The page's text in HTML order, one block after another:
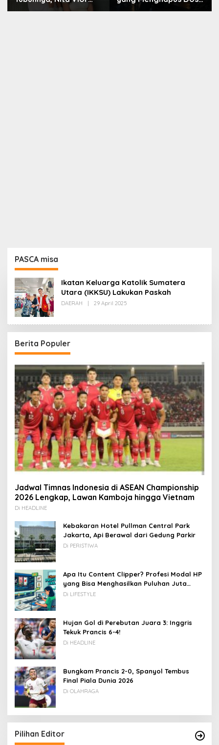
Akui Nikmati Peranya
PASCA misa
Ikatan Keluarga Katolik Sumatera
Utara (IKKSU) Lakukan Paskah
DAERAH 29 April 2025
Berita Populer
Jadwal Timnas Indonesia di ASEAN Championship
2026 Lengkap, Lawan Kamboja hingga Vietnam
Di HEADLINE
Kebakaran Hotel Pullman Central Park
Jakarta, Api Berawal dari Gedung Parkir
Di PERISTIWA
Apa Itu Content Clipper? Profesi Modal HP
yang Bisa Menghasilkan Puluhan Juta
Rupiah
Di LIFESTYLE
Hujan Gol di Perebutan Juara 3: Inggris
Tekuk Prancis 6-4!
Di HEADLINE
Bungkam Prancis 2-0, Spanyol Tembus
Final Piala Dunia 2026
Di OLAHRAGA
Pilihan Editor